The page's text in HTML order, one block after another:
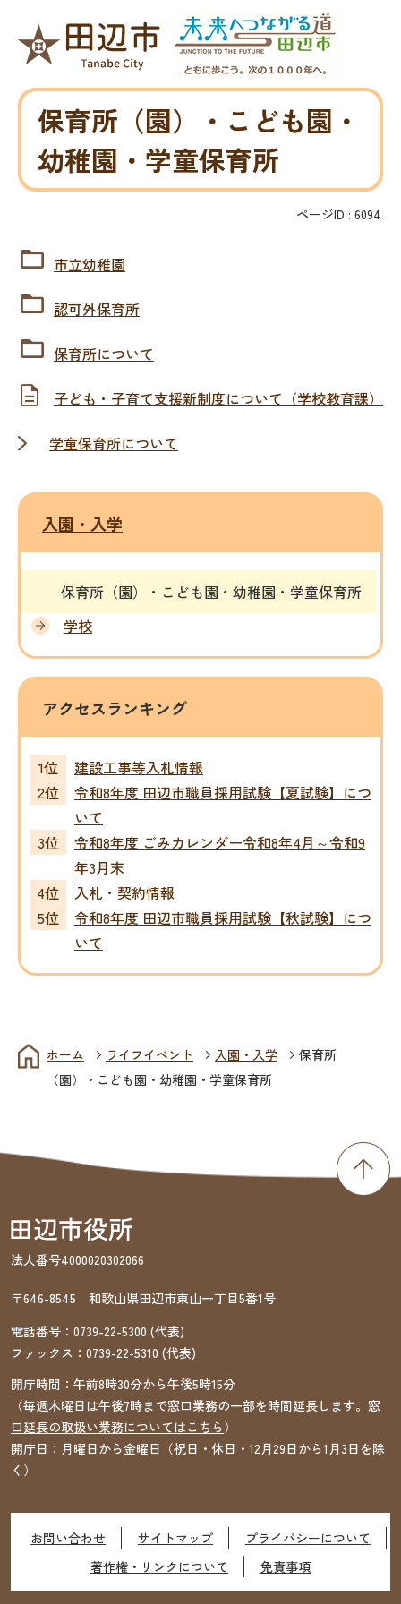
保育所（園）・こども園・
幼稚園・学童保育所
ページID : 6094
市立幼稚園
認可外保育所
保育所について
子ども・子育て支援新制度について（学校教育課）
学童保育所について
入園・入学
保育所（園）・こども園・幼稚園・学童保育所
学校
アクセスランキング
建設工事等入札情報
令和8年度 田辺市職員採用試験【夏試験】につ
いて
令和8年度 ごみカレンダー令和8年4月～令和9
年3月末
入札・契約情報
令和8年度 田辺市職員採用試験【秋試験】につ
いて
ホーム ライフイベント 入園・入学
保育所
（園）・こども園・幼稚園・学童保育所
法人番号4000020302066
〒646-8545 和歌山県田辺市東山一丁目5番1号
電話番号： 0739-22-5300 (代表)
ファックス： 0739-22-5310 (代表)
開庁時間：午前8時30分から午後5時15分
（毎週木曜日は午後7時まで窓口業務の一部を時間延長します。 窓
口延長の取扱い業務についてはこちら）
開庁日：月曜日から金曜日（祝日・休日・12月29日から1月3日を除
く）
お問い合わせ サイトマップ
プライバシーについて
著作権・リンクについて
免責事項